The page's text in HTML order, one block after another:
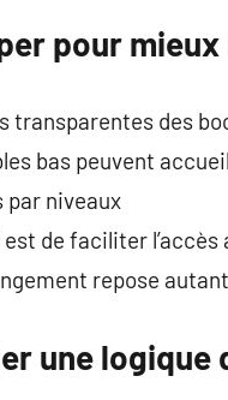
pour
transparentes des
bas peuvent
par niveaux
est de faciliter l’accès
repose
une logique